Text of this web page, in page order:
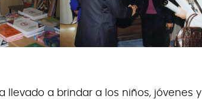
llevado a brindar a los niños, jóvenes y